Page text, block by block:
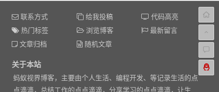
联系方式 给我投稿
代码高亮
热门标签
浏览博客
最新留言
文章归档
随机文章
关于本站
蚂蚁视界博客，主要由个人生活、编程开发、等记录生活的点
点滴滴，总结工作的点点滴滴，分享学习的点点滴滴，让生